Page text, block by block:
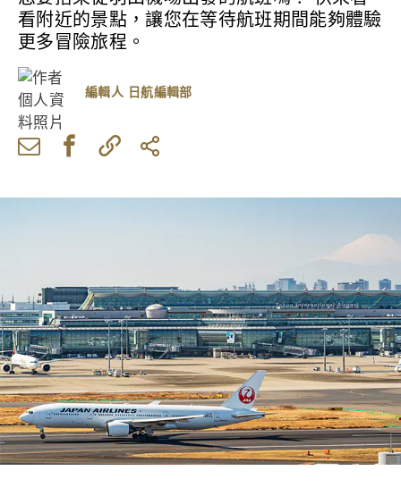
看附近的景點，讓您在等待航班期間能夠體驗
更多冒險旅程。
編輯人 日航編輯部